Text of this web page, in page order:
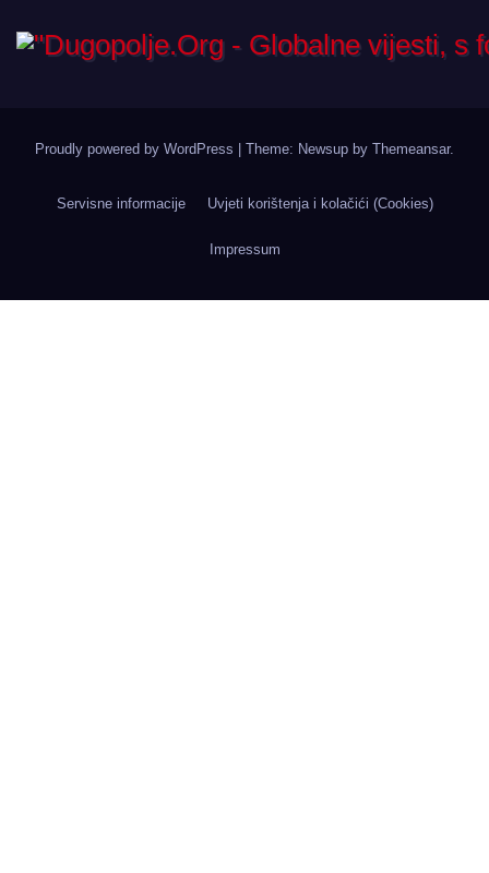
Proudly powered by WordPress | Theme: Newsup by Themeansar.
Servisne informacije Uvjeti korištenja i kolačići (Cookies)
Impressum